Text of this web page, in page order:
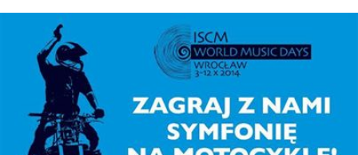
Kliknij, aby powiększyć